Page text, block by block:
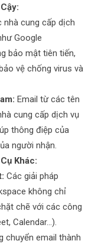
nhà cung cấp dịch
Google
bảo mật tiên tiến,
vệ chống virus và
Email từ các tên
cung cấp dịch vụ
thông điệp của
người nhận.
Khác:
Các giải pháp
không chỉ
chẽ với các công
Calendar…).
chuyển email thành